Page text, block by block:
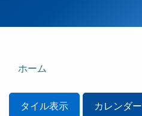
ホーム
タイル表示 カレンダ